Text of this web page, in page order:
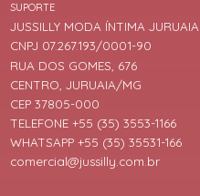
SUPORTE
JUSSILLY MODA ÍNTIMA JURUAIA
CNPJ 07.267.193/0001-90
RUA DOS GOMES, 676
CENTRO, JURUAIA/MG
CEP 37805-000
TELEFONE +55 (35) 3553-1166
WHATSAPP +55 (35) 35531-166
comercial@jussilly.com.br